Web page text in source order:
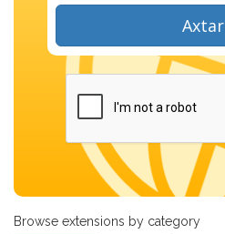
Axtar
Browse extensions by category